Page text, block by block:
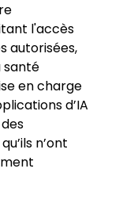
l'accès
autorisées,
santé
en charge
d’IA
n’ont